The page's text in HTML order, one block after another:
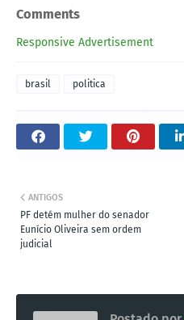
Comments
Responsive Advertisement
brasil politica
ANTIGOS
PF detém mulher do senador
Eunício Oliveira sem ordem
judicial